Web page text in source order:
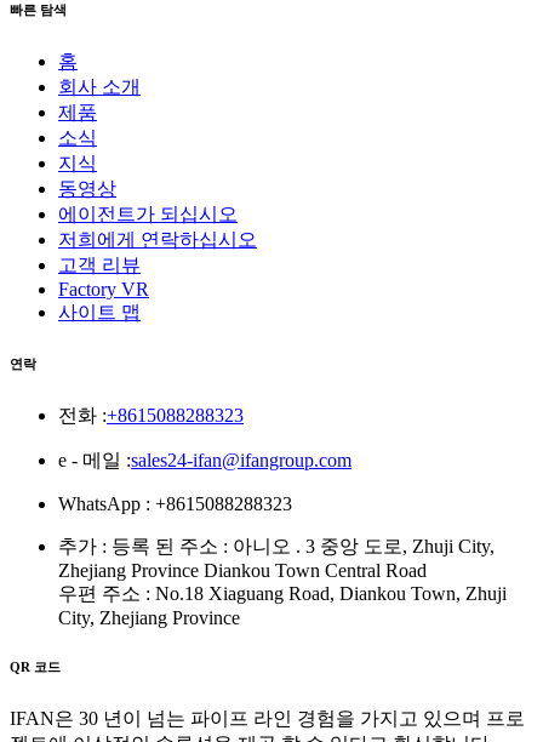
빠른 탐색
홈
회사 소개
제품
소식
지식
동영상
에이전트가 되십시오
저희에게 연락하십시오
고객 리뷰
Factory VR
사이트 맵
연락
전화 :+8615088288323
e - 메일 :sales24-ifan@ifangroup.com
WhatsApp : +8615088288323
추가 : 등록 된 주소 : 아니오 . 3 중앙 도로, Zhuji City,
Zhejiang Province Diankou Town Central Road
우편 주소 : No.18 Xiaguang Road, Diankou Town, Zhuji
City, Zhejiang Province
QR 코드
IFAN은 30 년이 넘는 파이프 라인 경험을 가지고 있으며 프로